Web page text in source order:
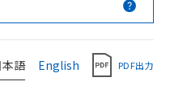
本語 English PDF出力